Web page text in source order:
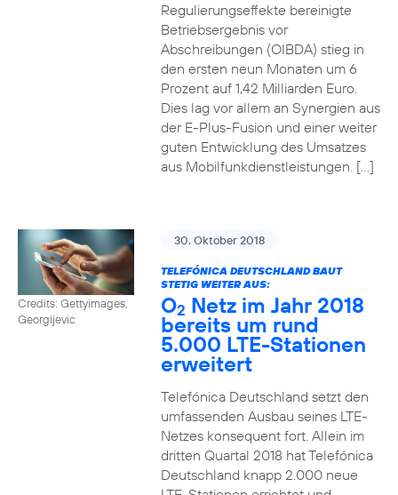
Regulierungseffekte bereinigte
Betriebsergebnis vor
Abschreibungen (OIBDA) stieg in
den ersten neun Monaten um 6
Prozent auf 1,42 Milliarden Euro.
Dies lag vor allem an Synergien aus
der E-Plus-Fusion und einer weiter
guten Entwicklung des Umsatzes
aus Mobilfunkdienstleistungen. […]
Credits: Gettyimages,
Georgijevic
30. Oktober 2018
TELEFÓNICA DEUTSCHLAND BAUT
STETIG WEITER AUS:
O2 Netz im Jahr 2018
bereits um rund
5.000 LTE-Stationen
erweitert
Telefónica Deutschland setzt den
umfassenden Ausbau seines LTE-
Netzes konsequent fort. Allein im
dritten Quartal 2018 hat Telefónica
Deutschland knapp 2.000 neue